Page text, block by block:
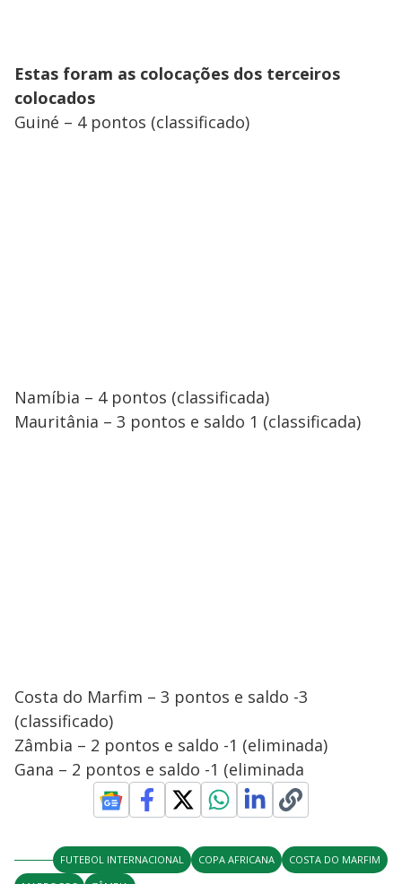
Estas foram as colocações dos terceiros
colocados
Guiné – 4 pontos (classificado)
Namíbia – 4 pontos (classificada)
Mauritânia – 3 pontos e saldo 1 (classificada)
Costa do Marfim – 3 pontos e saldo -3
(classificado)
Zâmbia – 2 pontos e saldo -1 (eliminada)
Gana – 2 pontos e saldo -1 (eliminada
FUTEBOL INTERNACIONAL COPA AFRICANA
COSTA DO MARFIM